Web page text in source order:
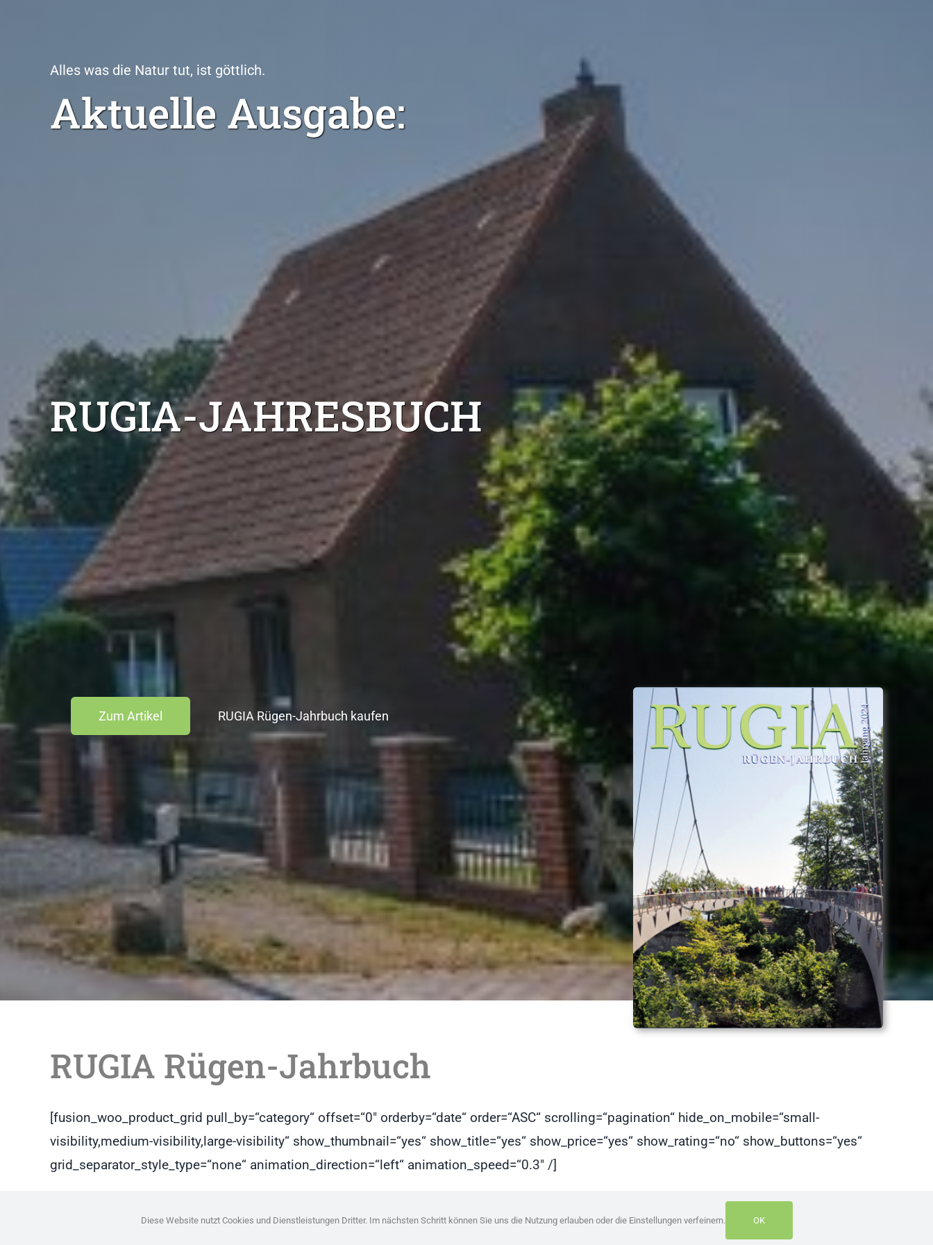
Alles was die Natur tut, ist göttlich.
Aktuelle Ausgabe:
RUGIA-JAHRESBUCH
Zum Artikel RUGIA Rügen-Jahrbuch kaufen
RUGIA Rügen-Jahrbuch
[fusion_woo_product_grid pull_by=“category“ offset=“0″ orderby=“date“ order=“ASC“ scrolling=“pagination“ hide_on_mobile=“small-
visibility,medium-visibility,large-visibility“ show_thumbnail=“yes“ show_title=“yes“ show_price=“yes“ show_rating=“no“ show_buttons=“yes“
grid_separator_style_type=“none“ animation_direction=“left“ animation_speed=“0.3″ /]
Diese Website nutzt Cookies und Dienstleistungen Dritter. Im nächsten Schritt können Sie uns die Nutzung erlauben oder die Einstellungen verfeinern. OK